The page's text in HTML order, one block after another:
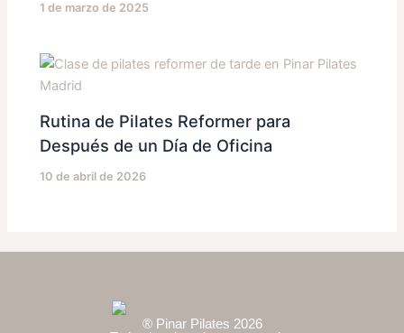
1 de marzo de 2025
Rutina de Pilates Reformer para
Después de un Día de Oficina
10 de abril de 2026
® Pinar Pilates 2026